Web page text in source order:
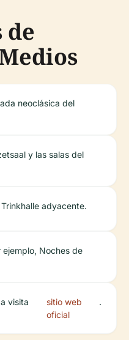
de
neoclásica del
y las salas del
adyacente.
Noches de
visita
sitio web
oficial
.